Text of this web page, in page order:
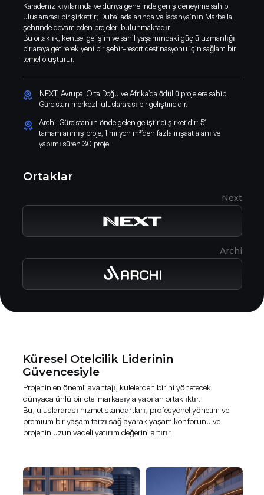
Karadeniz kıyılarında ve dünya genelinde geniş deneyime sahip
uluslararası bir şirkettir; Dubai adalarında ve İspanya’nın Marbella
şehrinde devam eden projeleri bulunmaktadır.
Bu ortaklık, kentsel gelişim ve sahil yaşamındaki güçlü uzmanlığı
bir araya getirerek yeni bir şehir-resort destinasyonu için sağlam bir
temel oluşturur.
Ortaklar
Archi
Next
Archi, Gürcistan’ın önde gelen geliştirici şirketidir: 51
tamamlanmış proje, 1 milyon m²’den fazla inşaat alanı ve
yapımı süren 30 proje.
NEXT, Avrupa, Orta Doğu ve Afrika’da ödüllü projelere sahip,
Gürcistan merkezli uluslararası bir geliştiricidir.
Projenin en önemli avantajı, kulelerden birini yönetecek
dünyaca ünlü bir otel markasıyla yapılan ortaklıktır.
Bu, uluslararası hizmet standartları, profesyonel yönetim ve
premium bir yaşam tarzı sağlayarak yaşam konforunu ve
projenin uzun vadeli yatırım değerini artırır.
Küresel Otelcilik Liderinin
Güvencesiyle